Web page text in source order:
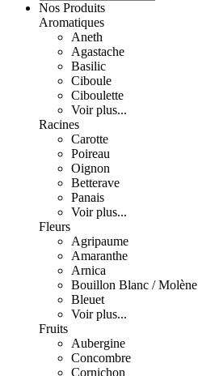
Nos Produits
Aromatiques
Aneth
Agastache
Basilic
Ciboule
Ciboulette
Voir plus...
Racines
Carotte
Poireau
Oignon
Betterave
Panais
Voir plus...
Fleurs
Agripaume
Amaranthe
Arnica
Bouillon Blanc / Molène
Bleuet
Voir plus...
Fruits
Aubergine
Concombre
Cornichon